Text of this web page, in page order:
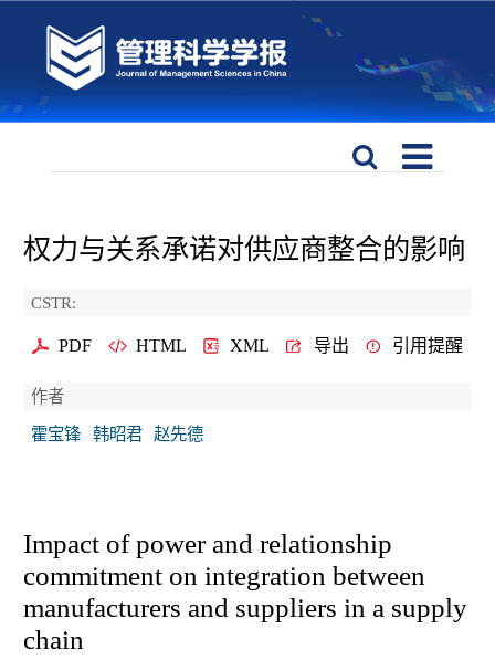
权力与关系承诺对供应商整合的影响
CSTR:
PDF HTML XML 导出 引用提醒
作者
霍宝锋
韩昭君 赵先德
Impact of power and relationship
commitment on integration between
manufacturers and suppliers in a supply
chain